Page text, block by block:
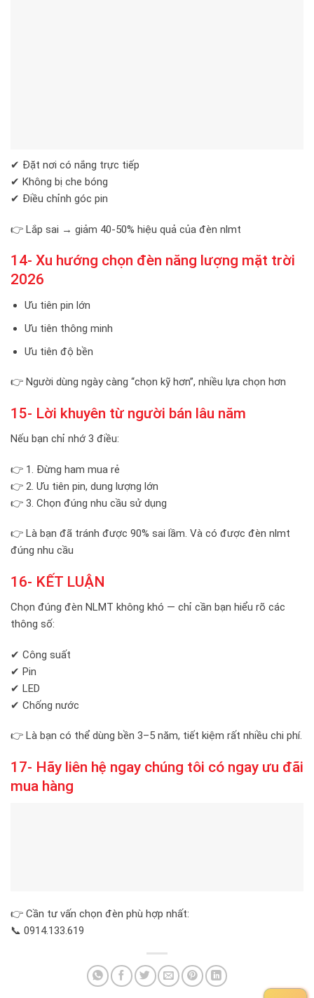
✔ Đặt nơi có nắng trực tiếp
✔ Không bị che bóng
✔ Điều chỉnh góc pin
👉 Lắp sai → giảm 40-50% hiệu quả của đèn nlmt
14- Xu hướng chọn đèn năng lượng mặt trời
2026
Ưu tiên pin lớn
Ưu tiên thông minh
Ưu tiên độ bền
👉 Người dùng ngày càng “chọn kỹ hơn”, nhiều lựa chọn hơn
15- Lời khuyên từ người bán lâu năm
Nếu bạn chỉ nhớ 3 điều:
👉 1. Đừng ham mua rẻ
👉 2. Ưu tiên pin, dung lượng lớn
👉 3. Chọn đúng nhu cầu sử dụng
👉 Là bạn đã tránh được 90% sai lầm. Và có được đèn nlmt
đúng nhu cầu
16- KẾT LUẬN
Chọn đúng đèn NLMT không khó — chỉ cần bạn hiểu rõ các
thông số:
✔ Công suất
✔ Pin
✔ LED
✔ Chống nước
👉 Là bạn có thể dùng bền 3–5 năm, tiết kiệm rất nhiều chi phí.
17- Hãy liên hệ ngay chúng tôi có ngay ưu đãi
mua hàng
👉 Cần tư vấn chọn đèn phù hợp nhất:
📞 0914.133.619